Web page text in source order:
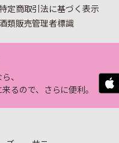
定商取引法に基づく表示
類販売管理者標識
、
るので、さらに便利。